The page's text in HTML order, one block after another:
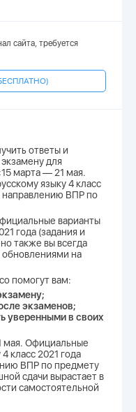
сайта, требуется
ответы и
для
марта — 21 мая.
языку 4 класс
направлению ВПР по
варианты
года (задания и
также вы всегда
на
помогут вам:
экзаменов;
уверенными в своих
мая. Официальные
класс 2021 года
ВПР по предмету
сдачи вырастает в
самостоятельной